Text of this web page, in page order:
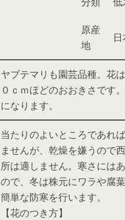
原産
地
ヤブテマリも園芸品種。花
０ｃｍほどのおおきさです
になります。
当たりのよいところであれ
ませんが、乾燥を嫌うので
所は適しません。寒さには
ので、冬は株元にワラや腐
簡単な防寒を行います。
【花のつき方】